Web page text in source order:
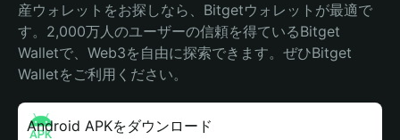
産ウォレットをお探しなら、Bitgetウォレットが最適で
す。2,000万人のユーザーの信頼を得ているBitget
Walletで、Web3を自由に探索できます。ぜひBitget
Walletをご利用ください。
Android APKをダウンロード